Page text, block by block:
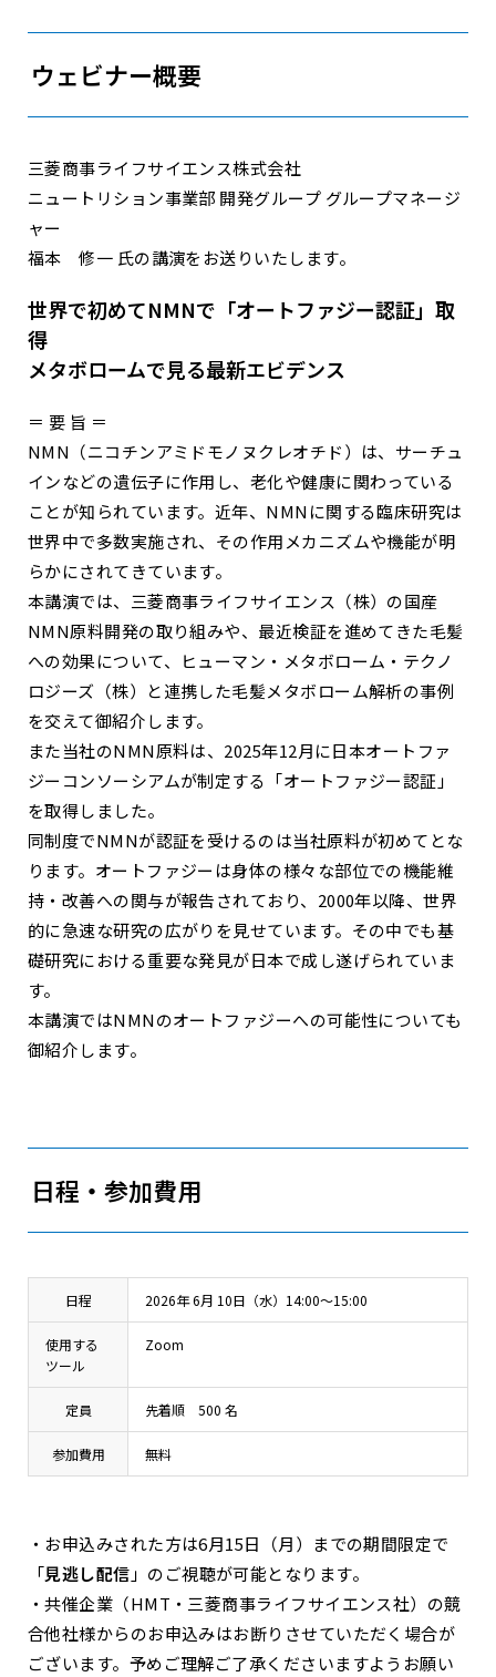
ウェビナー概要
三菱商事ライフサイエンス株式会社
ニュートリション事業部 開発グループ グループマネージ
ャー
福本 修一 氏の講演をお送りいたします。
世界で初めてNMNで「オートファジー認証」取
得
メタボロームで見る最新エビデンス
＝ 要 旨 ＝
NMN（ニコチンアミドモノヌクレオチド）は、サーチュ
インなどの遺伝子に作用し、老化や健康に関わっている
ことが知られています。近年、NMNに関する臨床研究は
世界中で多数実施され、その作用メカニズムや機能が明
らかにされてきています。
本講演では、三菱商事ライフサイエンス（株）の国産
NMN原料開発の取り組みや、最近検証を進めてきた毛髪
への効果について、ヒューマン・メタボローム・テクノ
ロジーズ（株）と連携した毛髪メタボローム解析の事例
を交えて御紹介します。
また当社のNMN原料は、2025年12月に日本オートファ
ジーコンソーシアムが制定する「オートファジー認証」
を取得しました。
同制度でNMNが認証を受けるのは当社原料が初めてとな
ります。オートファジーは身体の様々な部位での機能維
持・改善への関与が報告されており、2000年以降、世界
的に急速な研究の広がりを見せています。その中でも基
礎研究における重要な発見が日本で成し遂げられていま
す。
本講演ではNMNのオートファジーへの可能性についても
御紹介します。
日程・参加費用
日程 2026年 6月 10日（水）14:00～15:00
使用する
ツール
Zoom
定員 先着順 500 名
参加費用 無料
・お申込みされた方は6月15日（月）までの期間限定で
「見逃し配信 」のご視聴が可能となります。
・共催企業（HMT・三菱商事ライフサイエンス社）の競
合他社様からのお申込みはお断りさせていただく場合が
ございます。予めご理解ご了承くださいますようお願い